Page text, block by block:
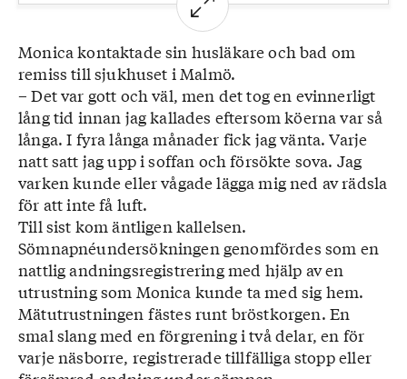
andningsuppehåll upp till flera hundra
gånger under en och samma natt.
Vid upprepade andningsuppehåll sjunker
syresättningen i blodet vilket kan orsaka
hjärt- kärlproblem. En av de vanligaste
orsakerna till hjärtinfarkt är just dålig
syresättning i blodet.
■ Vid sömnapné har man oftast dålig eller
ingen djupsömn alls. Under den viktiga
djupsömnen ökar nivåerna av bland annat
tillväxthormon som behövs för att reparera
kroppen. Ämnesomsättningen sjunker,
temperaturen går ner och hjärnan skaffar
kraft för att stå emot stress och för att stärka
immunförsvaret. Under djupsömnen
repareras också små cellskador i kroppen och
hjärnan som uppstått under dagen.
Monica kontaktade sin husläkare och bad om
remiss till sjukhuset i Malmö.
– Det var gott och väl, men det tog en evinnerligt
lång tid innan jag kallades eftersom köerna var så
långa. I fyra långa månader fick jag vänta. Varje
natt satt jag upp i soffan och försökte sova. Jag
varken kunde eller vågade lägga mig ned av rädsla
för att inte få luft.
Till sist kom äntligen kallelsen.
Sömnapnéundersökningen genomfördes som en
nattlig andningsregistrering med hjälp av en
utrustning som Monica kunde ta med sig hem.
Mätutrustningen fästes runt bröstkorgen. En
smal slang med en förgrening i två delar, en för
varje näsborre, registrerade tillfälliga stopp eller